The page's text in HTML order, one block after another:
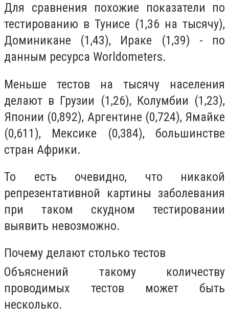
Для сравнения похожие показатели по
тестированию в Тунисе (1,36 на тысячу),
Доминикане (1,43), Ираке (1,39) - по
данным ресурса Worldometers.
Меньше тестов на тысячу населения
делают в Грузии (1,26), Колумбии (1,23),
Японии (0,892), Аргентине (0,724), Ямайке
(0,611), Мексике (0,384), большинстве
стран Африки.
То есть очевидно, что никакой
репрезентативной картины заболевания
при таком скудном тестировании
выявить невозможно.
Почему делают столько тестов
Объяснений такому количеству
проводимых тестов может быть
несколько.